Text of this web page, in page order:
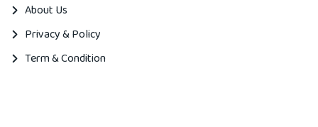
About Us
Privacy & Policy
Term & Condition